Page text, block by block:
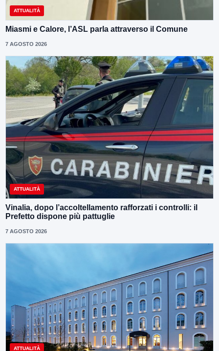
ATTUALITÀ
Miasmi e Calore, l’ASL parla attraverso il Comune
7 AGOSTO 2026
ATTUALITÀ
Vinalia, dopo l’accoltellamento rafforzati i controlli: il
Prefetto dispone più pattuglie
7 AGOSTO 2026
ATTUALITÀ